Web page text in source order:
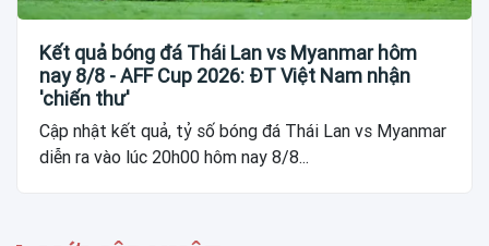
Kết quả bóng đá Thái Lan vs Myanmar hôm
nay 8/8 - AFF Cup 2026: ĐT Việt Nam nhận
'chiến thư'
Cập nhật kết quả, tỷ số bóng đá Thái Lan vs Myanmar
diễn ra vào lúc 20h00 hôm nay 8/8...